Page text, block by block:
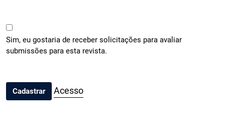
Sim, eu gostaria de receber solicitações para avaliar
submissões para esta revista.
Cadastrar Acesso